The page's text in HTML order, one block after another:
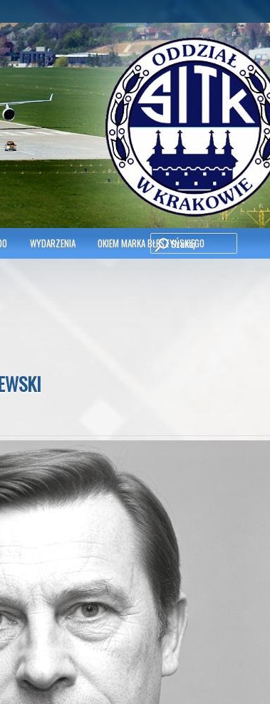
Szukaj
WYDARZENIA OKIEM MARKA BŁESZYŃSKIEGO